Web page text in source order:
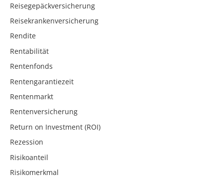
Reisegepäckversicherung
Reisekrankenversicherung
Rendite
Rentabilität
Rentenfonds
Rentengarantiezeit
Rentenmarkt
Rentenversicherung
Return on Investment (ROI)
Rezession
Risikoanteil
Risikomerkmal